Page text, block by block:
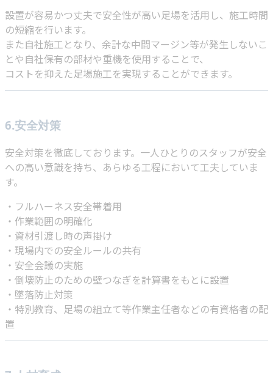
設置が容易かつ丈夫で安全性が高い足場を活用し、施工時間
の短縮を行います。
また自社施工となり、余計な中間マージン等が発生しないこ
とや自社保有の部材や重機を使用することで、
コストを抑えた足場施工を実現することができます。
6.安全対策
安全対策を徹底しております。一人ひとりのスタッフが安全
への高い意識を持ち、あらゆる工程において工夫していま
す。
・フルハーネス安全帯着用
・作業範囲の明確化
・資材引渡し時の声掛け
・現場内での安全ルールの共有
・安全会議の実施
・倒壊防止のための壁つなぎを計算書をもとに設置
・墜落防止対策
・特別教育、足場の組立て等作業主任者などの有資格者の配
置